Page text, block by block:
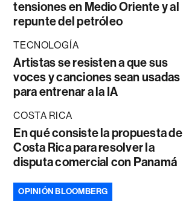
tensiones en Medio Oriente y al
repunte del petróleo
TECNOLOGÍA
Artistas se resisten a que sus
voces y canciones sean usadas
para entrenar a la IA
COSTA RICA
En qué consiste la propuesta de
Costa Rica para resolver la
disputa comercial con Panamá
OPINIÓN BLOOMBERG